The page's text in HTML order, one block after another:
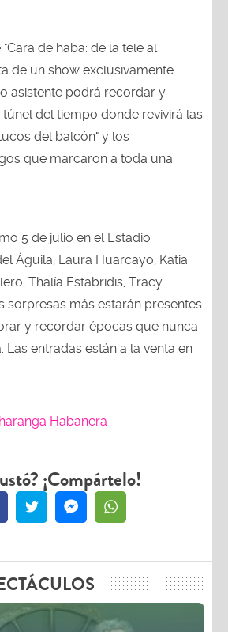
de haba: de la tele al
de un show exclusivamente
asistente podrá recordar y
del tiempo donde revivirá las
del balcón" y los
que marcaron a toda una
5 de julio en el Estadio
Águila, Laura Huarcayo, Katia
Thalía Estabridis, Tracy
sorpresas más estarán presentes
y recordar épocas que nunca
Las entradas están a la venta en
Habanera
¡Compártelo!